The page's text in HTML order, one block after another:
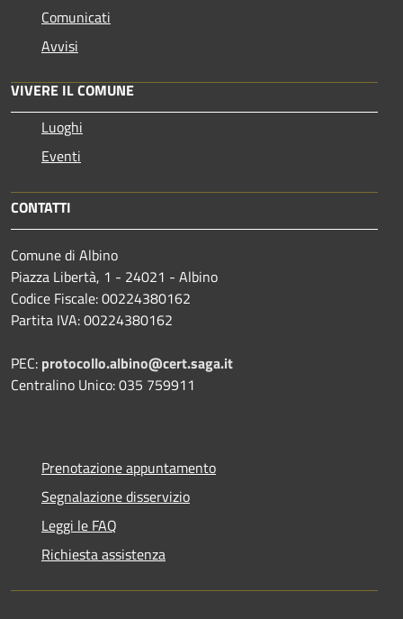
Comunicati
Avvisi
VIVERE IL COMUNE
Luoghi
Eventi
CONTATTI
Comune di Albino
Piazza Libertà, 1 - 24021 - Albino
Codice Fiscale: 00224380162
Partita IVA: 00224380162
PEC: protocollo.albino@cert.saga.it
Centralino Unico: 035 759911
Prenotazione appuntamento
Segnalazione disservizio
Leggi le FAQ
Richiesta assistenza